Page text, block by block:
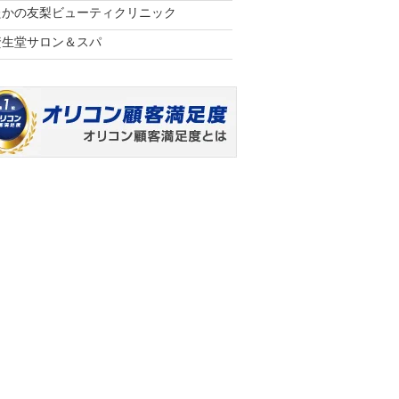
の友梨ビューティクリニック
堂サロン＆スパ